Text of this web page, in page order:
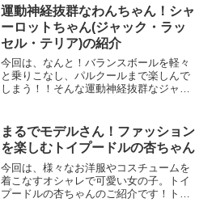
子生年月日：2021年 6月30日年齢：現在
3歳キュートな...
運動神経抜群なわんちゃん！シャ
ーロットちゃん(ジャック・ラッ
セル・テリア)の紹介
今回は、なんと！バランスボールを軽々
と乗りこなし、パルクールまで楽しんで
しまう！！そんな運動神経抜群なジャッ
んのプロフィールお名前：シャーロッ
ト・スノードロップちゃん犬...
まるでモデルさん！ファッション
を楽しむトイプードルの杏ちゃん
今回は、様々なお洋服やコスチュームを
着こなすオシャレで可愛い女の子。トイ
プードルの杏ちゃんのご紹介です！トイ